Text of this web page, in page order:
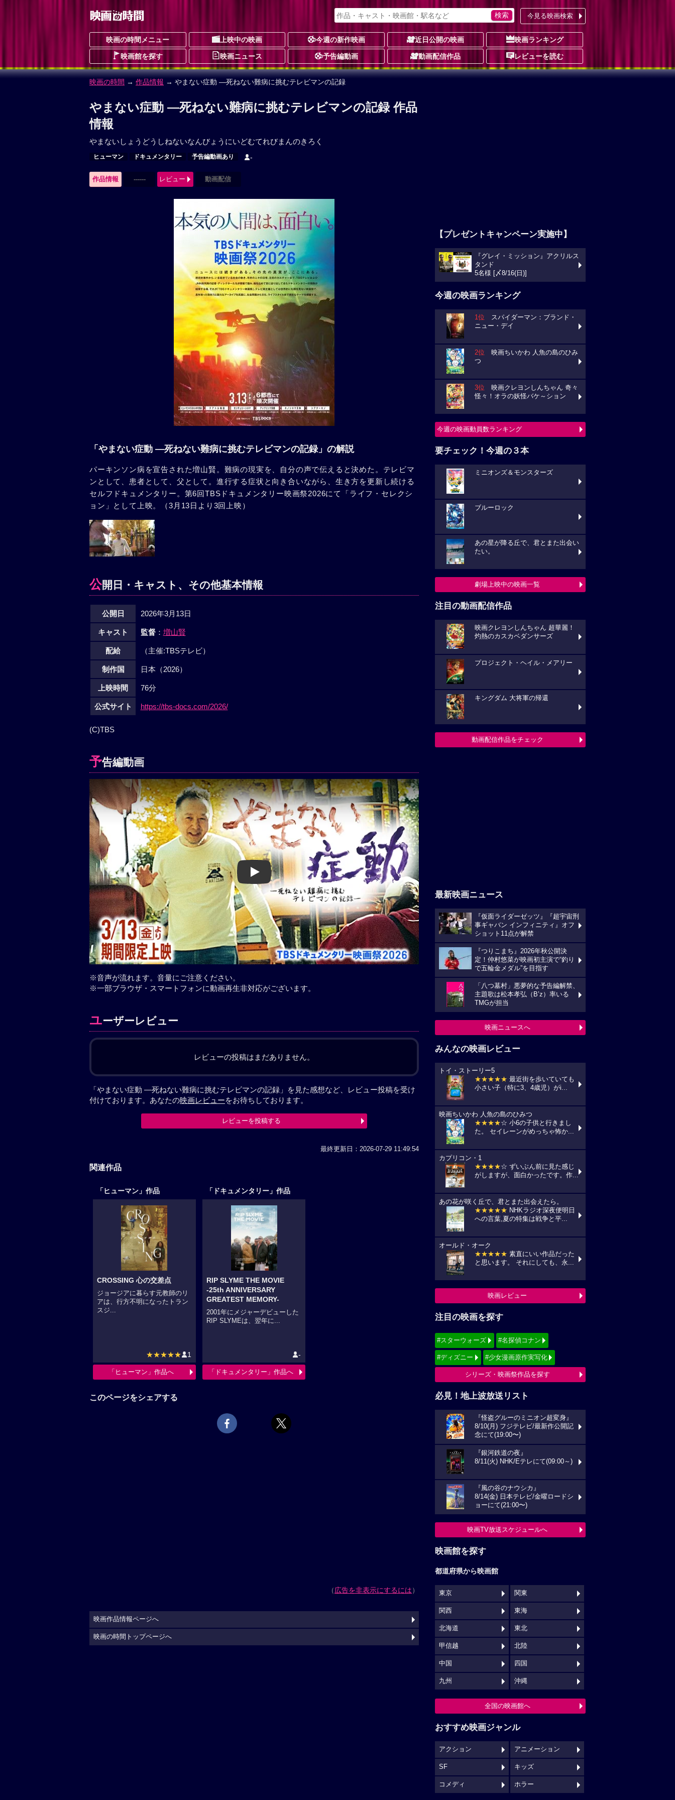
今見る映画検索
映画の時間メニュー 上映中の映画 今週の新作映画 近日公開の映画 映画ランキング
映画館を探す 映画ニュース 予告編動画 動画配信作品 レビューを読む
映画の時間 → 作品情報 → やまない症動 ―死ねない難病に挑むテレビマンの記録
やまない症動 ―死ねない難病に挑むテレビマンの記録 作品
情報
やまないしょうどうしねないなんびょうにいどむてれびまんのきろく
ヒューマン ドキュメンタリー 予告編動画あり -
作品情報 ------ レビュー 動画配信
「やまない症動 ―死ねない難病に挑むテレビマンの記録」の解説
パーキンソン病を宣告された増山賢。難病の現実を、自分の声で伝えると決めた。テレビマ
ンとして、患者として、父として。進行する症状と向き合いながら、生き方を更新し続ける
セルフドキュメンタリー。第6回TBSドキュメンタリー映画祭2026にて「ライフ・セレクシ
ョン」として上映。（3月13日より3回上映）
公開日・キャスト、その他基本情報
公開日 2026年3月13日
キャスト 監督： 増山賢
配給 （主催:TBSテレビ）
制作国 日本（2026）
上映時間 76分
公式サイト https://tbs-docs.com/2026/
(C)TBS
予告編動画
Play
※音声が流れます。音量にご注意ください。
※一部ブラウザ・スマートフォンに動画再生非対応がございます。
ユーザーレビュー
レビューの投稿はまだありません。
「やまない症動 ―死ねない難病に挑むテレビマンの記録」を見た感想など、レビュー投稿を受け
付けております。あなたの映画レビューをお待ちしております。
レビューを投稿する
最終更新日：2026-07-29 11:49:54
関連作品
「ヒューマン」作品
CROSSING 心の交差点
ジョージアに暮らす元教師のリ
アは、行方不明になったトラン
スジ...
★★★★★ 1
「ヒューマン」作品へ
「ドキュメンタリー」作品
RIP SLYME THE MOVIE
-25th ANNIVERSARY
GREATEST MEMORY-
2001年にメジャーデビューした
RIP SLYMEは、翌年に...
-
「ドキュメンタリー」作品へ
このページをシェアする
（広告を非表示にするには）
【プレゼントキャンペーン実施中】
『グレイ・ミッション』アクリルス
タンド
5名様 [〆8/16(日)]
今週の映画ランキング
1位 スパイダーマン：ブランド・
ニュー・デイ
2位 映画ちいかわ 人魚の島のひみ
つ
3位 映画クレヨンしんちゃん 奇々
怪々！オラの妖怪バケ～ション
今週の映画動員数ランキング
要チェック！今週の３本
ミニオンズ＆モンスターズ
ブルーロック
あの星が降る丘で、君とまた出会い
たい。
劇場上映中の映画一覧
注目の動画配信作品
映画クレヨンしんちゃん 超華麗！
灼熱のカスカベダンサーズ
プロジェクト・ヘイル・メアリー
キングダム 大将軍の帰還
動画配信作品をチェック
最新映画ニュース
『仮面ライダーゼッツ』『超宇宙刑
事ギャバン インフィニティ』オフ
ショット11点が解禁
『つりこまち』2026年秋公開決
定！仲村悠菜が映画初主演で“釣り
で五輪金メダル”を目指す
「八つ墓村」悪夢的な予告編解禁、
主題歌は松本孝弘（B’z）率いる
TMGが担当
映画ニュースへ
みんなの映画レビュー
トイ・ストーリー5
★★★★★ 最近街を歩いていても
小さい子（特に3、4歳児）がi...
映画ちいかわ 人魚の島のひみつ
★★★★☆ 小6の子供と行きまし
た。 セイレーンがめっちゃ怖か...
カプリコン・1
★★★★☆ ずいぶん前に見た感じ
がしますが、面白かったです。作...
あの花が咲く丘で、君とまた出会えたら。
★★★★★ NHKラジオ深夜便明日
への言葉,夏の特集は戦争と平...
オールド・オーク
★★★★★ 素直にいい作品だった
と思います。 それにしても、永...
映画レビュー
注目の映画を探す
#スターウォーズ #名探偵コナン
#ディズニー #少女漫画原作実写化
シリーズ・映画祭作品を探す
必見！地上波放送リスト
『怪盗グルーのミニオン超変身』
8/10(月) フジテレビ/最新作公開記
念にて(19:00〜)
『銀河鉄道の夜』
8/11(火) NHK/Eテレにて(09:00～)
『風の谷のナウシカ』
8/14(金) 日本テレビ/金曜ロードシ
ョーにて(21:00〜)
映画TV放送スケジュールへ
映画館を探す
都道府県から映画館
東京 関東
関西 東海
北海道 東北
甲信越 北陸
中国 四国
九州 沖縄
全国の映画館へ
おすすめ映画ジャンル
アクション アニメーション
SF キッズ
コメディ ホラー
映画作品情報ページへ
映画の時間トップページへ